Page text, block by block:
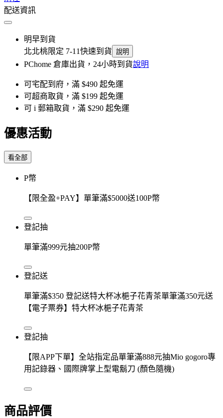
配送資訊
明早到貨
北北桃限定 7-11快速到貨 說明
PChome 倉庫出貨，24小時到貨說明
可宅配到府，滿 $490 起免運
可超商取貨，滿 $199 起免運
可 i 郵箱取貨，滿 $290 起免運
優惠活動
看全部
P幣
【限全盈+PAY】單筆滿$5000送100P幣
登記抽
單筆滿999元抽200P幣
登記送
單筆滿$350 登記送特大杯冰梔子花青茶單筆滿350元送
【電子票券】特大杯冰梔子花青茶
登記抽
【限APP下單】全站指定品單筆滿888元抽Mio gogoro專
用記錄器、國際牌掌上型電鬍刀 (顏色隨機)
商品評價